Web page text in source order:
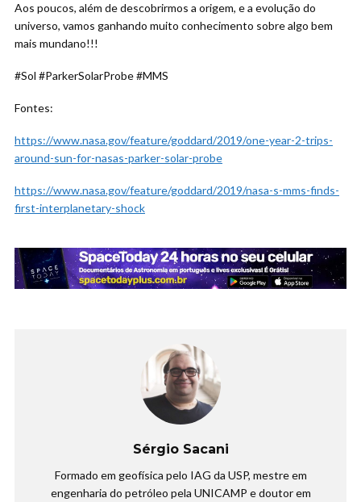
Aos poucos, além de descobrirmos a origem, e a evolução do
universo, vamos ganhando muito conhecimento sobre algo bem
mais mundano!!!
#Sol #ParkerSolarProbe #MMS
Fontes:
https://www.nasa.gov/feature/goddard/2019/one-year-2-trips-
around-sun-for-nasas-parker-solar-probe
https://www.nasa.gov/feature/goddard/2019/nasa-s-mms-finds-
first-interplanetary-shock
Sérgio Sacani
Formado em geofísica pelo IAG da USP, mestre em
engenharia do petróleo pela UNICAMP e doutor em